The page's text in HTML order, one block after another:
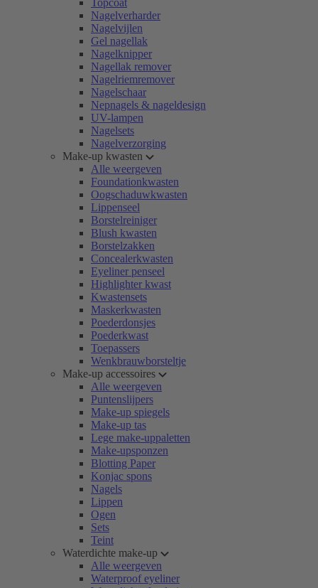
Topcoat
Nagelverharder
Nagelvijlen
Gel nagellak
Nagelknipper
Nagellak remover
Nagelriemremover
Nagelschaar
Nepnagels & nageldesign
UV-lampen
Nagelsets
Nagelverzorging
Make-up kwasten
Alle weergeven
Foundationkwasten
Oogschaduwkwasten
Lippenseel
Borstelreiniger
Blush kwasten
Borstelzakken
Concealerkwasten
Eyeliner penseel
Highlighter kwast
Kwastensets
Maskerkwasten
Poederdonsjes
Poederkwast
Toepassers
Wenkbrauwborsteltje
Make-up accessoires
Alle weergeven
Puntenslijpers
Make-up spiegels
Make-up tas
Lege make-uppaletten
Make-upsponzen
Blotting Paper
Konjac spons
Nagels
Lippen
Ogen
Sets
Teint
Waterdichte make-up
Alle weergeven
Waterproof eyeliner